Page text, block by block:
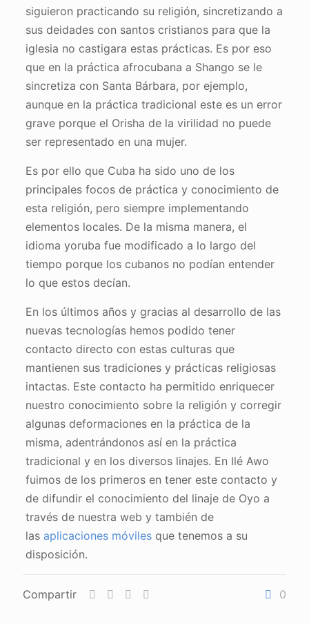
siguieron practicando su religión, sincretizando a
sus deidades con santos cristianos para que la
iglesia no castigara estas prácticas. Es por eso
que en la práctica afrocubana a Shango se le
sincretiza con Santa Bárbara, por ejemplo,
aunque en la práctica tradicional este es un error
grave porque el Orisha de la virilidad no puede
ser representado en una mujer.
Es por ello que Cuba ha sido uno de los
principales focos de práctica y conocimiento de
esta religión, pero siempre implementando
elementos locales. De la misma manera, el
idioma yoruba fue modificado a lo largo del
tiempo porque los cubanos no podían entender
lo que estos decían.
En los últimos años y gracias al desarrollo de las
nuevas tecnologías hemos podido tener
contacto directo con estas culturas que
mantienen sus tradiciones y prácticas religiosas
intactas. Este contacto ha permitido enriquecer
nuestro conocimiento sobre la religión y corregir
algunas deformaciones en la práctica de la
misma, adentrándonos así en la práctica
tradicional y en los diversos linajes. En Ilé Awo
fuimos de los primeros en tener este contacto y
de difundir el conocimiento del linaje de Oyo a
través de nuestra web y también de
las aplicaciones móvilesque tenemos a su
disposición.
Compartir 0